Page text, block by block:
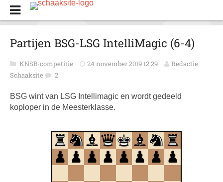
Partijen BSG-LSG IntelliMagic (6-4)
KNSB-competitie 24 november 2019 12:29
Redactie
Schaaksite
2
BSG wint van LSG Intellimagic en wordt gedeeld
koploper in de Meesterklasse.